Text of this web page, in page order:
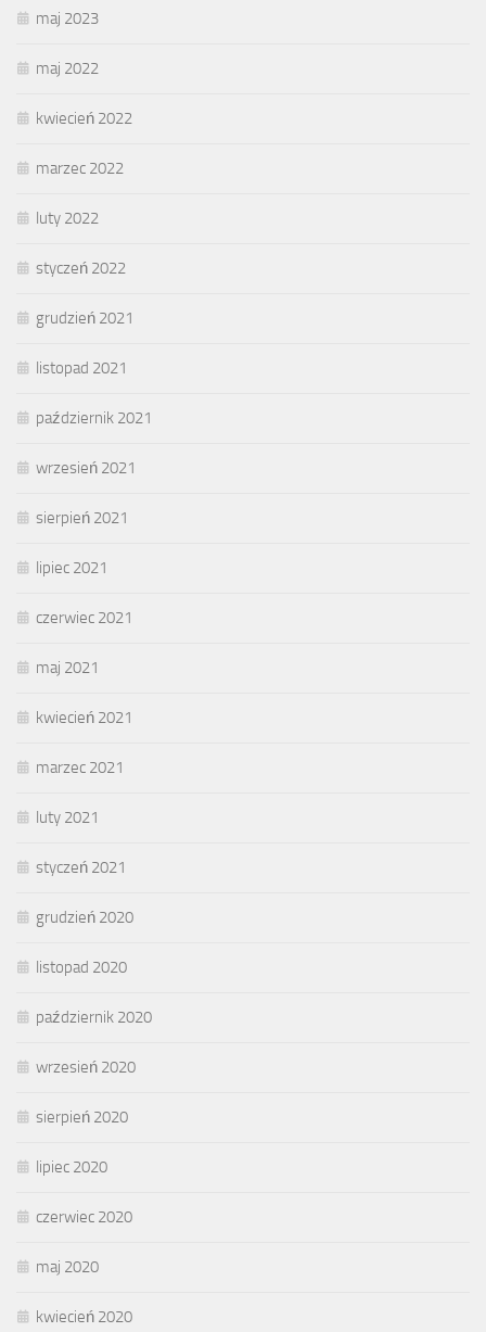
maj 2023
maj 2022
kwiecień 2022
marzec 2022
luty 2022
styczeń 2022
grudzień 2021
listopad 2021
październik 2021
wrzesień 2021
sierpień 2021
lipiec 2021
czerwiec 2021
maj 2021
kwiecień 2021
marzec 2021
luty 2021
styczeń 2021
grudzień 2020
listopad 2020
październik 2020
wrzesień 2020
sierpień 2020
lipiec 2020
czerwiec 2020
maj 2020
kwiecień 2020